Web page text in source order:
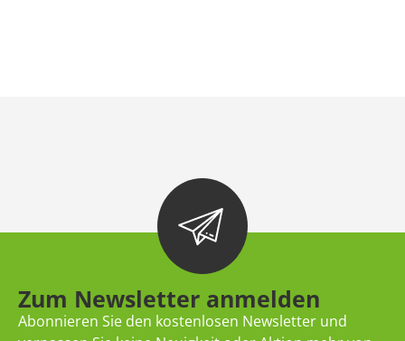
Zum Newsletter anmelden
Abonnieren Sie den kostenlosen Newsletter und